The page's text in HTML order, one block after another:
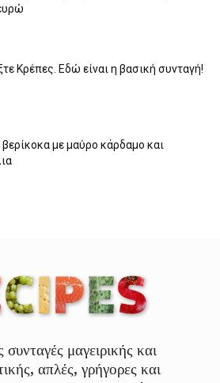
Κρέπες. Εδώ είναι η βασική συνταγή!
με μαύρο κάρδαμο και
συνταγές μαγειρικής και
απλές, γρήγορες και